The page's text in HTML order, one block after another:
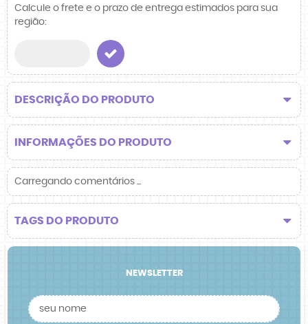
Calcule o frete e o prazo de entrega estimados para sua
região:
DESCRIÇÃO DO PRODUTO
INFORMAÇÕES DO PRODUTO
Carregando comentários ...
TAGS DO PRODUTO
NEWSLETTER